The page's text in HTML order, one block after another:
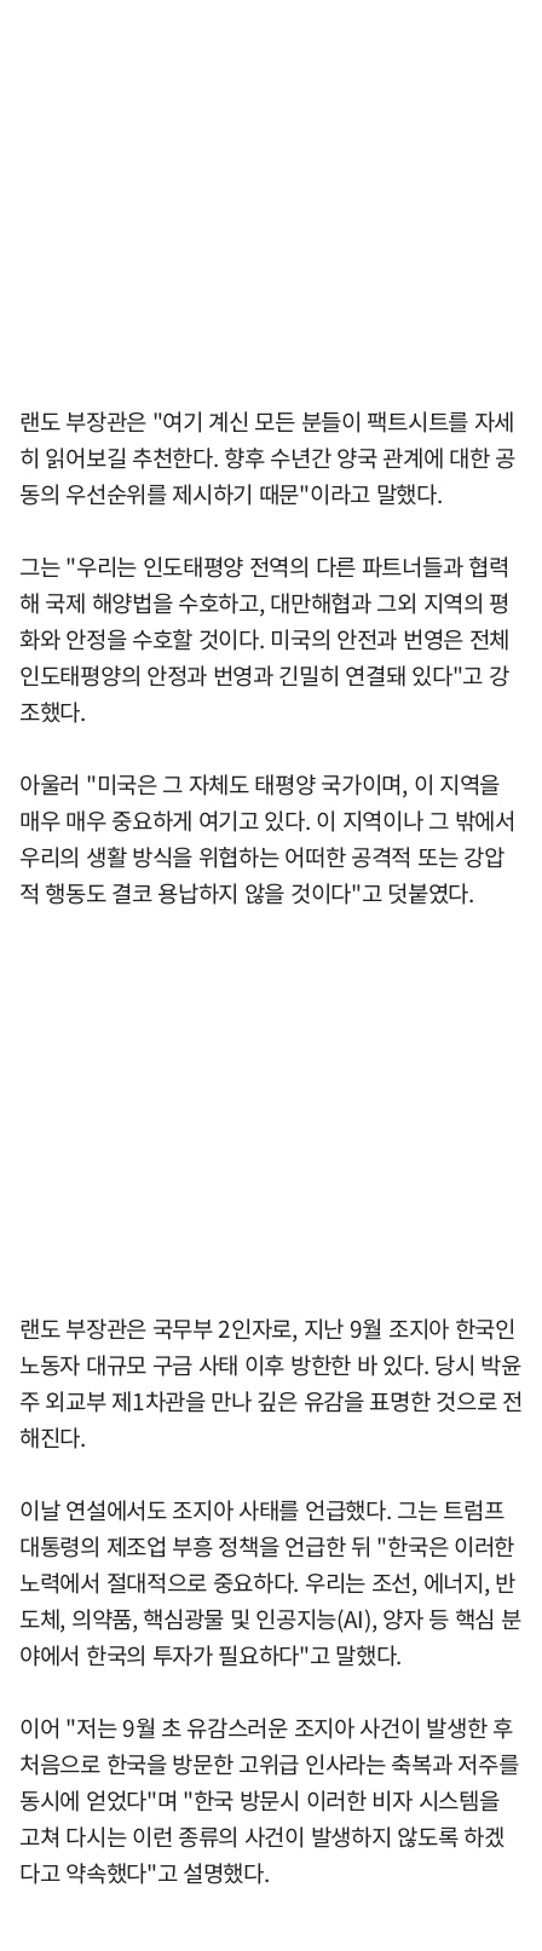
랜도 부장관은 "여기 계신 모든 분들이 팩트시트를 자세
히 읽어보길 추천한다. 향후 수년간 양국 관계에 대한 공
동의 우선순위를 제시하기 때문"이라고 말했다.
그는 "우리는 인도태평양 전역의 다른 파트너들과 협력
해 국제 해양법을 수호하고, 대만해협과 그외 지역의 평
화와 안정을 수호할 것이다. 미국의 안전과 번영은 전체
인도태평양의 안정과 번영과 긴밀히 연결돼 있다"고 강
조했다.
아울러 "미국은 그 자체도 태평양 국가이며, 이 지역을
매우 매우 중요하게 여기고 있다. 이 지역이나 그 밖에서
우리의 생활 방식을 위협하는 어떠한 공격적 또는 강압
적 행동도 결코 용납하지 않을 것이다"고 덧붙였다.
랜도 부장관은 국무부 2인자로, 지난 9월 조지아 한국인
노동자 대규모 구금 사태 이후 방한한 바 있다. 당시 박윤
주 외교부 제1차관을 만나 깊은 유감을 표명한 것으로 전
해진다.
이날 연설에서도 조지아 사태를 언급했다. 그는 트럼프
대통령의 제조업 부흥 정책을 언급한 뒤 "한국은 이러한
노력에서 절대적으로 중요하다. 우리는 조선, 에너지, 반
도체, 의약품, 핵심광물 및 인공지능(AI), 양자 등 핵심 분
야에서 한국의 투자가 필요하다"고 말했다.
이어 "저는 9월 초 유감스러운 조지아 사건이 발생한 후
처음으로 한국을 방문한 고위급 인사라는 축복과 저주를
동시에 얻었다"며 "한국 방문시 이러한 비자 시스템을
고쳐 다시는 이런 종류의 사건이 발생하지 않도록 하겠
다고 약속했다"고 설명했다.